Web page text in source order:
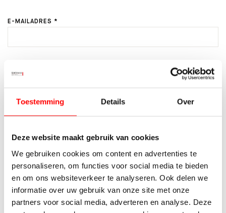
Toestemming Details Over
Deze website maakt gebruik van cookies
We gebruiken cookies om content en advertenties te
personaliseren, om functies voor social media te bieden
en om ons websiteverkeer te analyseren. Ook delen we
informatie over uw gebruik van onze site met onze
partners voor social media, adverteren en analyse. Deze
E-MAILADRES *
LOPEND ENERGIECONTRACT MEE OVERNEMEN?
DOOR HET VERSTUREN VAN DIT FORMULIER GEEF IK AAN
WALTMANN MAKELAARS TOESTEMMING OM PER E-MAIL
CONTACT MET MIJ OP TE NEMEN OVER DEZE WONING.